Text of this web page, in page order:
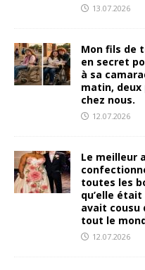
13.07.2026
Mon fils de
en secret
à sa
matin,
chez nous.
12.07.2026
Le meilleur
toutes les
qu’elle
avait cousu
tout le
12.07.2026